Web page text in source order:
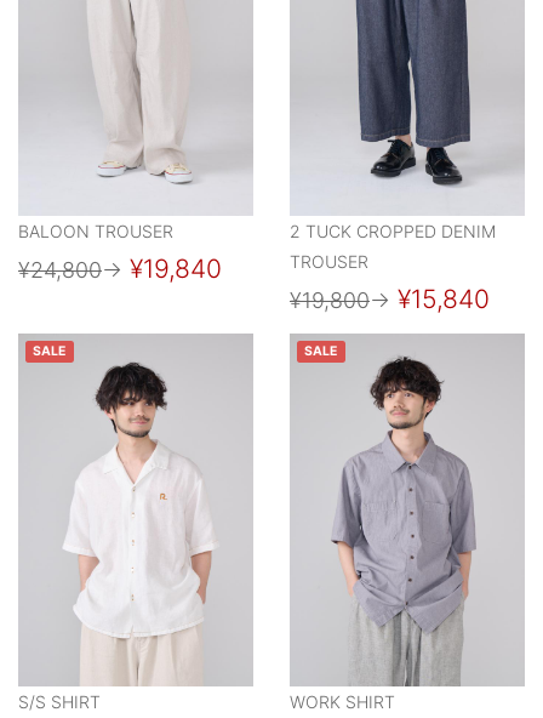
BALOON TROUSER
¥24,800→ ¥19,840
2 TUCK CROPPED DENIM
TROUSER
¥19,800→ ¥15,840
SALE
S/S SHIRT
SALE
WORK SHIRT